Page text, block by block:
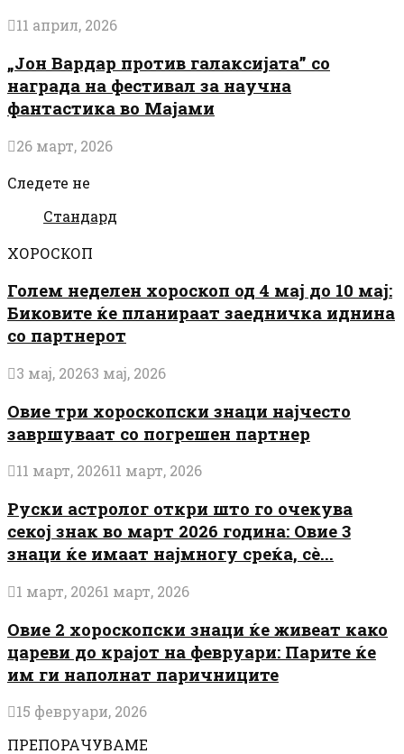
11 април, 2026
„Јон Вардар против галаксијата” со
награда на фестивал за научна
фантастика во Мајами
26 март, 2026
Следете не
Стандард
ХОРОСКОП
Голем неделен хороскоп од 4 мај до 10 мај:
Биковите ќе планираат заедничка иднина
со партнерот
3 мај, 20263 мај, 2026
Овие три хороскопски знаци најчесто
завршуваат со погрешен партнер
11 март, 202611 март, 2026
Руски астролог откри што го очекува
секој знак во март 2026 година: Овие 3
знаци ќе имаат најмногу среќа, сè...
1 март, 20261 март, 2026
Овие 2 хороскопски знаци ќе живеат како
цареви до крајот на февруари: Парите ќе
им ги наполнат паричниците
15 февруари, 2026
ПРЕПОРАЧУВАМЕ